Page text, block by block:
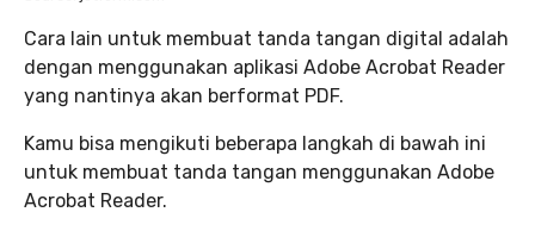
Cara lain untuk membuat tanda tangan digital adalah
dengan menggunakan aplikasi Adobe Acrobat Reader
yang nantinya akan berformat PDF.
Kamu bisa mengikuti beberapa langkah di bawah ini
untuk membuat tanda tangan menggunakan Adobe
Acrobat Reader.